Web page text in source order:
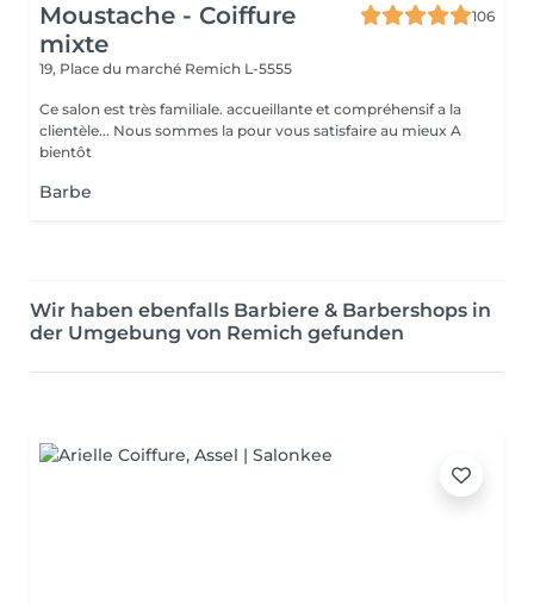
Moustache - Coiffure
mixte
106
19, Place du marché Remich L-5555
Ce salon est très familiale. accueillante et compréhensif a la
clientèle... Nous sommes la pour vous satisfaire au mieux A
bientôt
Barbe
Wir haben ebenfalls Barbiere & Barbershops in
der Umgebung von Remich gefunden